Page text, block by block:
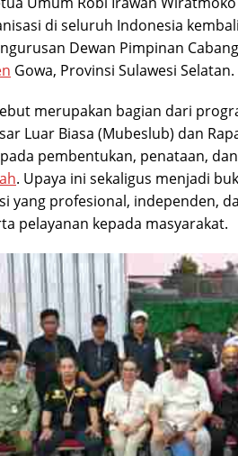
di seluruh Indonesia
Dewan Pimpinan
Gowa, Provinsi Sulawesi Selatan.
merupakan bagian dari
Luar Biasa (Mubeslub) dan
pembentukan, penataan,
. Upaya ini sekaligus menjadi
yang profesional, independen,
pelayanan kepada masyarakat.